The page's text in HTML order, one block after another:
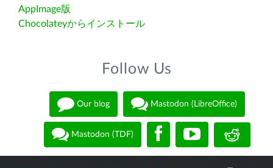
AppImage版
Chocolateyからインストール
Follow Us
Our blog Mastodon (LibreOffice)
Mastodon (TDF)